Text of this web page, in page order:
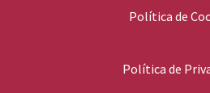
Política de
Política de